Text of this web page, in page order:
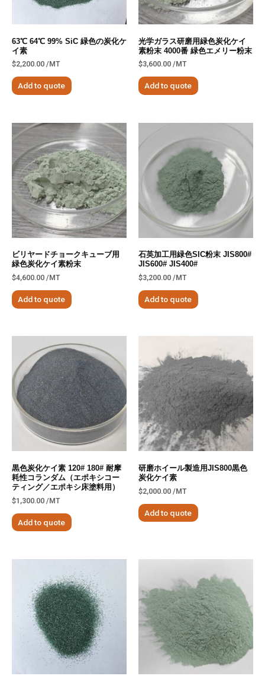
63℃ 64℃ 99% SiC 緑色の炭化ケ
イ素
$2,200.00 /MT
Add to quote
光学ガラス研磨用緑色炭化ケイ
素粉末 4000番 緑色エメリー粉末
$3,600.00 /MT
Add to quote
ビリヤードチョークキューブ用
緑色炭化ケイ素粉末
$4,600.00 /MT
Add to quote
石英加工用緑色SIC粉末 JIS800#
JIS600# JIS400#
$3,200.00 /MT
Add to quote
黒色炭化ケイ素 120# 180# 耐摩
耗性コランダム（エポキシコー
ティング／エポキシ床塗料用）
$1,300.00 /MT
Add to quote
研磨ホイール製造用JIS800黒色
炭化ケイ素
$2,000.00 /MT
Add to quote